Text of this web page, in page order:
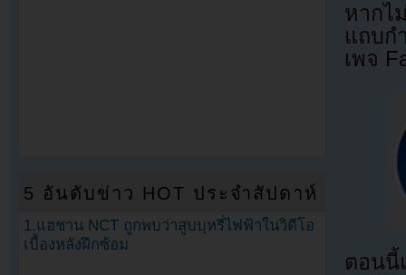
หากไ
แถบก
เพจ
ตอนนี้
5 อันดับข่าว HOT ประจำสัปดาห์
1.แฮชาน NCT ถูกพบว่าสูบบุหรี่ไฟฟ้าในวิดีโอ
เบื้องหลังฝึกซ้อม